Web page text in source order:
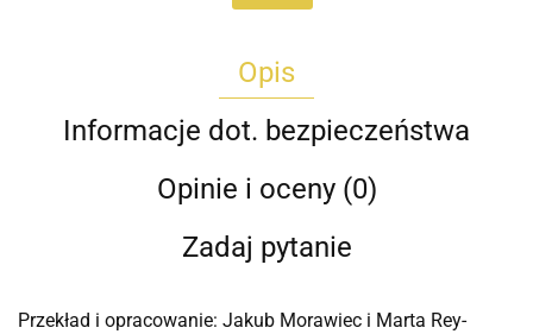
Opis
Informacje dot. bezpieczeństwa
Opinie i oceny (0)
Zadaj pytanie
Przekład i opracowanie: Jakub Morawiec i Marta Rey-